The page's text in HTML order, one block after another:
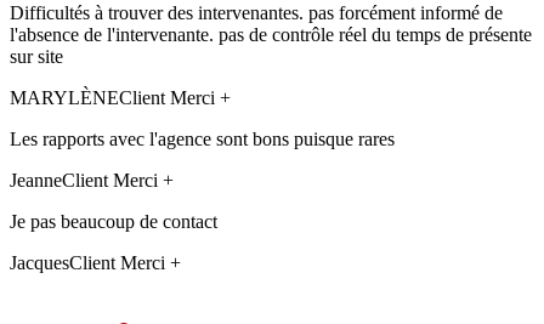
Difficultés à trouver des intervenantes. pas forcément informé de
l'absence de l'intervenante. pas de contrôle réel du temps de présente
sur site
MARYLÈNEClient Merci +
Les rapports avec l'agence sont bons puisque rares
JeanneClient Merci +
Je pas beaucoup de contact
JacquesClient Merci +